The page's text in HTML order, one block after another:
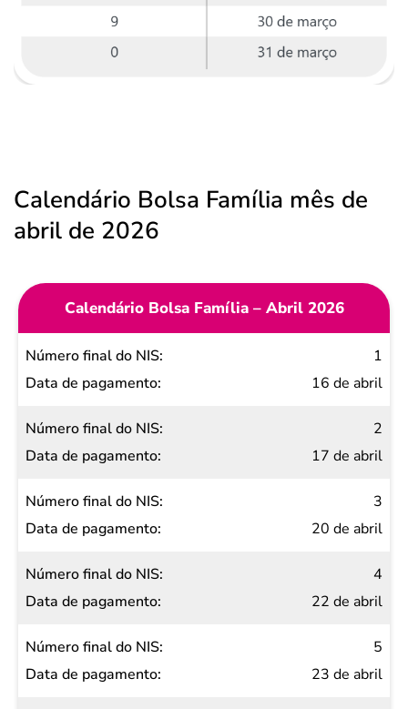
Calendário Bolsa Família mês de
abril de 2026
Calendário Bolsa Família – Abril 2026
Número
final do
Data de
pagamento
1
16 de abril
2
17 de abril
3
20 de abril
4
22 de abril
5
23 de abril